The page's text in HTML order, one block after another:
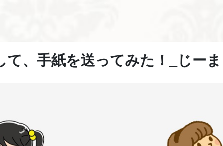
て、手紙を送ってみた！_じー